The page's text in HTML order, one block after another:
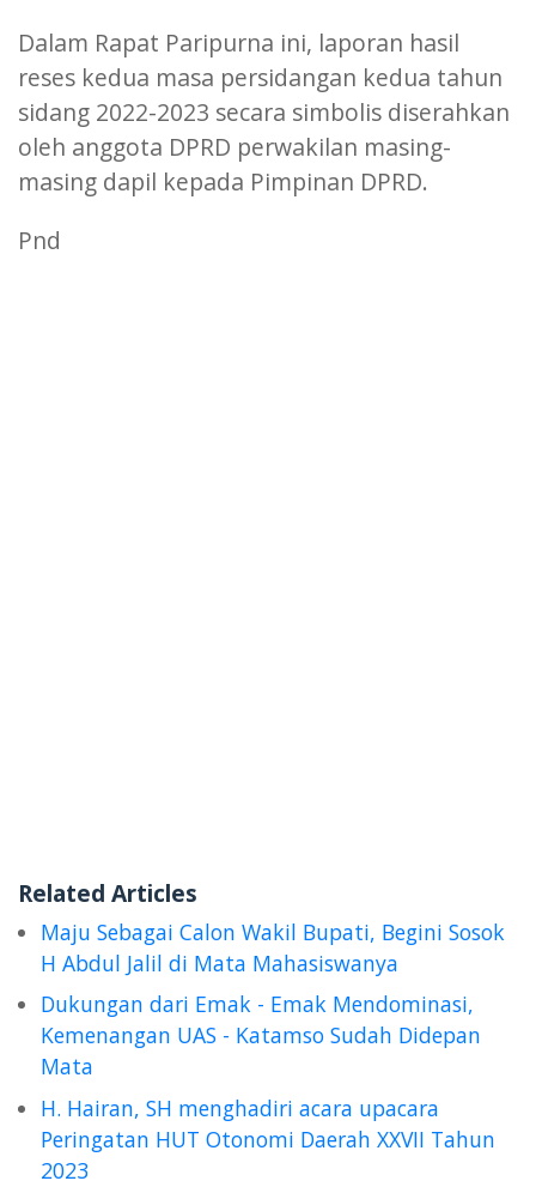
Dalam Rapat Paripurna ini, laporan hasil
reses kedua masa persidangan kedua tahun
sidang 2022-2023 secara simbolis diserahkan
oleh anggota DPRD perwakilan masing-
masing dapil kepada Pimpinan DPRD.
Pnd
Related Articles
Maju Sebagai Calon Wakil Bupati, Begini Sosok
H Abdul Jalil di Mata Mahasiswanya
Dukungan dari Emak - Emak Mendominasi,
Kemenangan UAS - Katamso Sudah Didepan
Mata
H. Hairan, SH menghadiri acara upacara
Peringatan HUT Otonomi Daerah XXVII Tahun
2023